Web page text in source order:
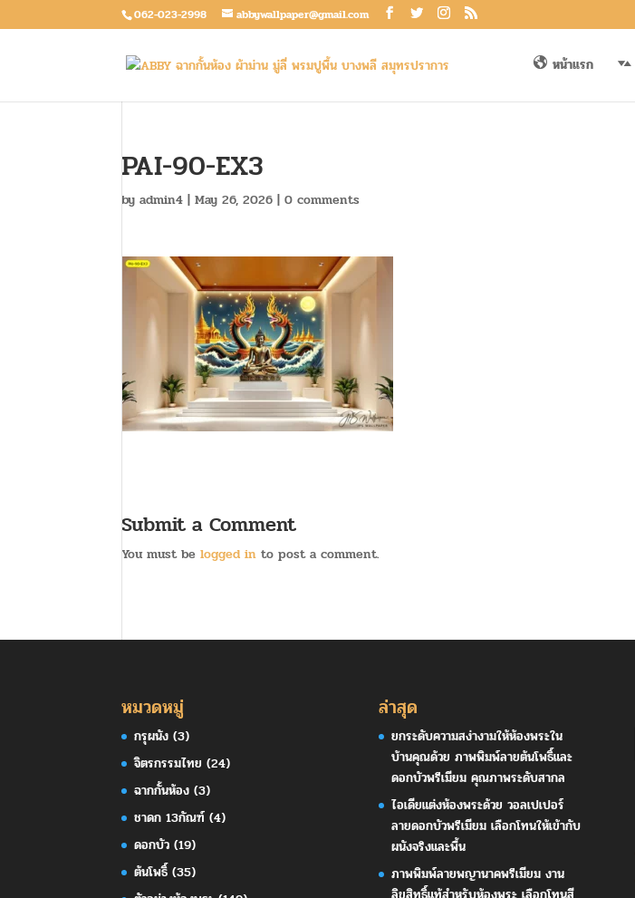
062-023-2998 abbywallpaper@gmail.com
หน้าแรก
PAI-90-EX3
byadmin4 |May 26, 2026 |0 comments
Submit a Comment
You must belogged in to post a comment.
หมวดหมู่
กรุผนัง (3)
จิตรกรรมไทย (24)
ฉากกั้นห้อง (3)
ชาดก 13กัณฑ์ (4)
ดอกบัว (19)
ต้นโพธิ์ (35)
ล่าสุด
ยกระดับความสง่างามให้ห้องพระใน
บ้านคุณด้วย ภาพพิมพ์ลายต้นโพธิ์และ
ดอกบัวพรีเมียม คุณภาพระดับสากล
ไอเดียแต่งห้องพระด้วย วอลเปเปอร์
ลายดอกบัวพรีเมียม เลือกโทนให้เข้ากับ
ผนังจริงและพื้น
ภาพพิมพ์ลายพญานาคพรีเมียม งาน